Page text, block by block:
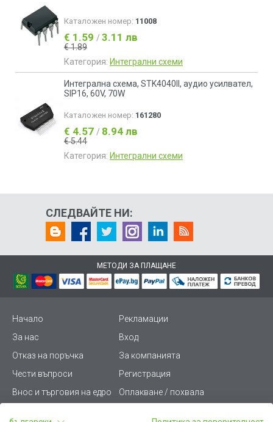
Каталожен номер: 11008
€ 1.59 / 3.11 лв
€ 1.89
Категория: Интегрални схеми
Интегрална схема, STK4040II, аудио усилвател,
SIP16, 60V, 70W
Каталожен номер: 161280
€ 4.57 / 8.94 лв
€ 5.44
Категория: Интегрални схеми
СЛЕДВАЙТЕ НИ:
МЕТОДИ ЗА ПЛАЩАНЕ
Начало
Рекламации
За нас
Вход
Отказ на поръчка
За компанията
Чести въпроси
Регистрация
Внос и търговия на едро
Оплакване / похвала